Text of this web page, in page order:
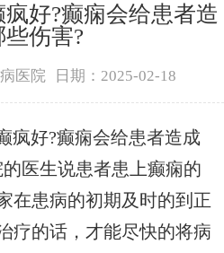
好?癫痫会给患者造
些伤害?
医院 日期：2025-02-18
疯好?癫痫会给患者造成
医生说患者患上癫痫的
在患病的初期及时的到正
疗的话，才能尽快的将病